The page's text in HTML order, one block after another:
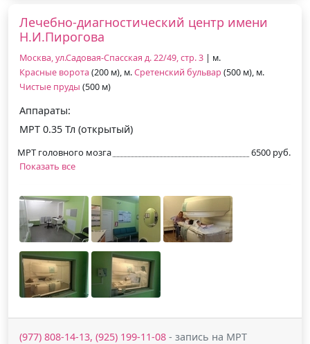
Лечебно-диагностический центр имени
Н.И.Пирогова
Москва, ул.Садовая-Спасская д. 22/49, стр. 3 | м.
Красные ворота (200 м), м.Сретенский бульвар (500 м), м.
Чистые пруды (500 м)
Аппараты:
МРТ 0.35 Тл (открытый)
МРТ головного мозга
6500 руб.
Показать все
(977) 808-14-13, (925) 199-11-08 - запись на МРТ